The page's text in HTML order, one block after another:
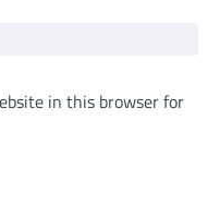
in this browser for